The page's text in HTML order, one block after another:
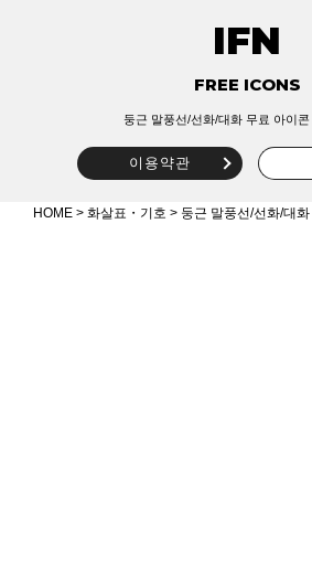
IFN
FREE ICONS
둥근 말풍선/선화/대화 무료 아이
이용약관
HOME > 화살표・기호 > 둥근 말풍선/선화/대화